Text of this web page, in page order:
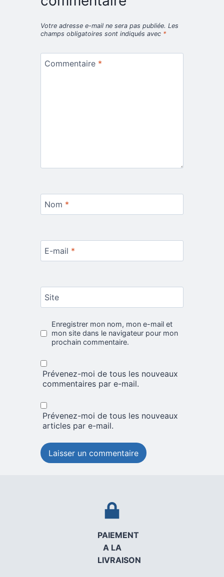
Votre adresse e-mail ne sera pas publiée. Les
champs obligatoires sont indiqués avec *
Commentaire *
Nom *
E-mail *
Site
Enregistrer mon nom, mon e-mail et
mon site dans le navigateur pour mon
prochain commentaire.
Prévenez-moi de tous les nouveaux
commentaires par e-mail.
Prévenez-moi de tous les nouveaux
articles par e-mail.
PAIEMENT
A LA
LIVRAISON